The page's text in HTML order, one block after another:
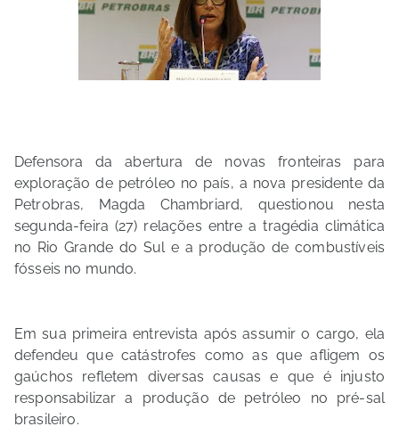
Defensora da abertura de novas fronteiras para
exploração de petróleo no país, a nova presidente da
Petrobras, Magda Chambriard, questionou nesta
segunda-feira (27) relações entre a tragédia climática
no Rio Grande do Sul e a produção de combustíveis
fósseis no mundo.
Em sua primeira entrevista após assumir o cargo, ela
defendeu que catástrofes como as que afligem os
gaúchos refletem diversas causas e que é injusto
responsabilizar a produção de petróleo no pré-sal
brasileiro.